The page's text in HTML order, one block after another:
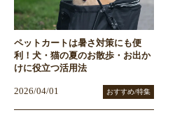
ペットカートは暑さ対策にも便
利！犬・猫の夏のお散歩・お出か
けに役立つ活用法
2026/04/01 おすすめ/特集